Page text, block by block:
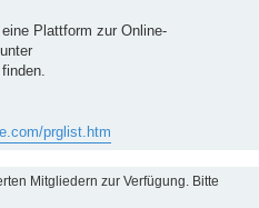
Plattform zur Online-
finden.
prglist.htm
Mitgliedern zur Verfügung. Bitte